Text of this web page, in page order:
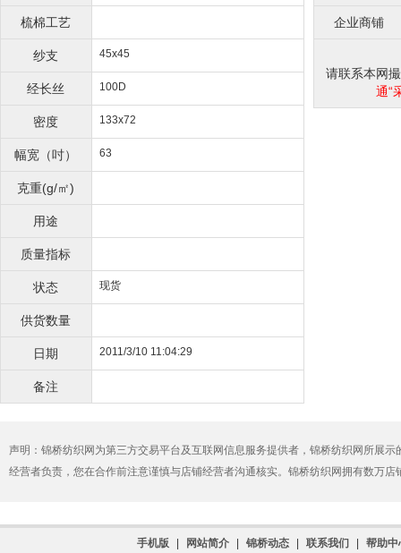
梳棉工艺
纱支 45x45
经长丝 100D
密度 133x72
幅宽（吋） 63
克重(g/㎡)
用途
质量指标
状态 现货
供货数量
日期 2011/3/10 11:04:29
备注
企业商铺
请联系本网
通“
声明：锦桥纺织网为第三方交易平台及互联网信息服务提供者，锦桥纺织网所展
经营者负责，您在合作前注意谨慎与店铺经营者沟通核实。锦桥纺织网拥有数万
手机版 网站简介 锦桥动态 联系我们
帮助中